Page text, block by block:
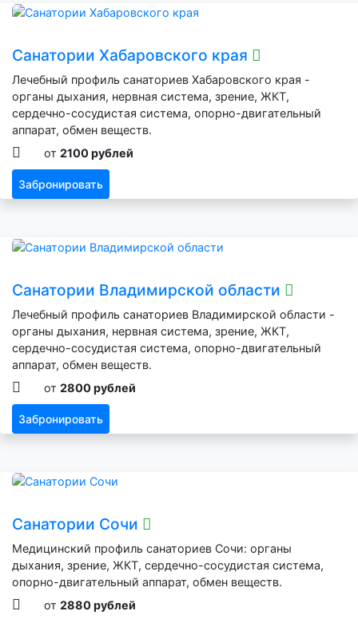
Санатории Хабаровского края
Лечебный профиль санаториев Хабаровского края -
органы дыхания, нервная система, зрение, ЖКТ,
сердечно-сосудистая система, опорно-двигательный
аппарат, обмен веществ.
от 2100 рублей
Забронировать
Санатории Владимирской области
Лечебный профиль санаториев Владимирской области -
органы дыхания, нервная система, зрение, ЖКТ,
сердечно-сосудистая система, опорно-двигательный
аппарат, обмен веществ.
от 2800 рублей
Забронировать
Санатории Сочи
Медицинский профиль санаториев Сочи: органы
дыхания, зрение, ЖКТ, сердечно-сосудистая система,
опорно-двигательный аппарат, обмен веществ.
от 2880 рублей